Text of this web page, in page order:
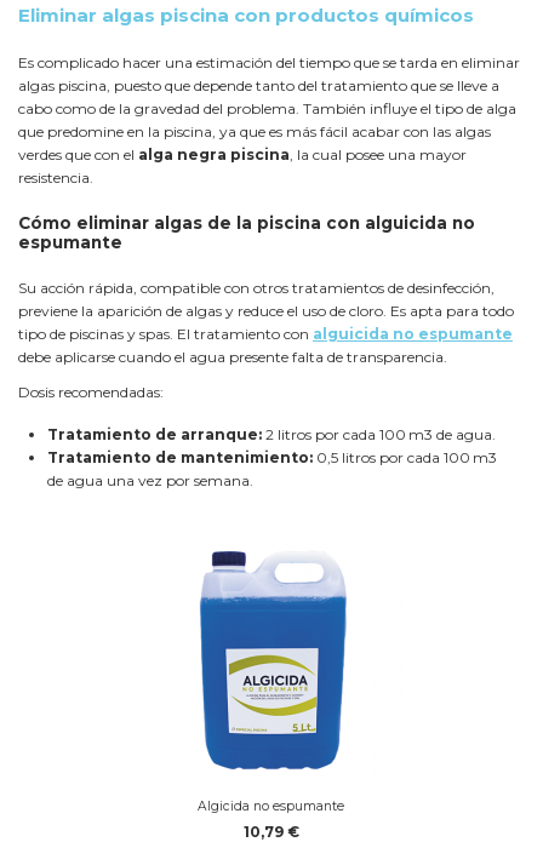
Eliminar algas piscina con productos químicos
Es complicado hacer una estimación del tiempo que se tarda en eliminar
algas piscina, puesto que depende tanto del tratamiento que se lleve a
cabo como de la gravedad del problema. También influye el tipo de alga
que predomine en la piscina, ya que es más fácil acabar con las algas
verdes que con el alga negra piscina , la cual posee una mayor
resistencia.
Cómo eliminar algas de la piscina con alguicida no
espumante
Su acción rápida, compatible con otros tratamientos de desinfección,
previene la aparición de algas y reduce el uso de cloro. Es apta para todo
tipo de piscinas y spas. El tratamiento con alguicida no espumante
debe aplicarse cuando el agua presente falta de transparencia.
Dosis recomendadas:
Tratamiento de arranque: 2 litros por cada 100 m3 de agua.
Tratamiento de mantenimiento: 0,5 litros por cada 100 m3
de agua una vez por semana.
Algicida no espumante
10,79 €